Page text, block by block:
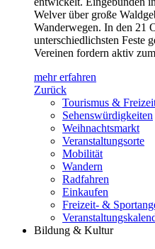
Welver über große
Wanderwegen. In den 21
unterschiedlichsten Feste
Vereinen fordern aktiv
mehr erfahren
Zurück
Tourismus &
Sehenswürdigkeiten
Weihnachtsmarkt
Veranstaltungsorte
Mobilität
Wandern
Radfahren
Einkaufen
Freizeit- &
Bildung & Kultur